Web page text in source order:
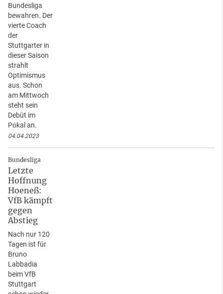
Bundesliga
bewahren. Der
vierte Coach
der
Stuttgarter in
dieser Saison
strahlt
Optimismus
aus. Schon
am Mittwoch
steht sein
Debüt im
Pokal an.
04.04.2023
Bundesliga
Letzte
Hoffnung
Hoeneß:
VfB kämpft
gegen
Abstieg
Nach nur 120
Tagen ist für
Bruno
Labbadia
beim VfB
Stuttgart